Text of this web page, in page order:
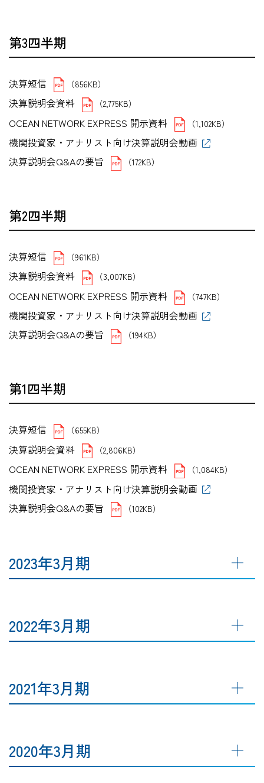
第3四半期
決算短信 （856KB）
決算説明会資料 （2,775KB）
OCEAN NETWORK EXPRESS 開示資料 （1,102KB）
機関投資家・アナリスト向け決算説明会動画
決算説明会Q&Aの要旨
（172KB）
第2四半期
決算短信 （961KB）
決算説明会資料 （3,007KB）
OCEAN NETWORK EXPRESS 開示資料 （747KB）
機関投資家・アナリスト向け決算説明会動画
決算説明会Q&Aの要旨
（194KB）
第1四半期
決算短信 （655KB）
決算説明会資料 （2,806KB）
OCEAN NETWORK EXPRESS 開示資料 （1,084KB）
機関投資家・アナリスト向け決算説明会動画
決算説明会Q&Aの要旨
（102KB）
2023年3月期
2022年3月期
2021年3月期
2020年3月期